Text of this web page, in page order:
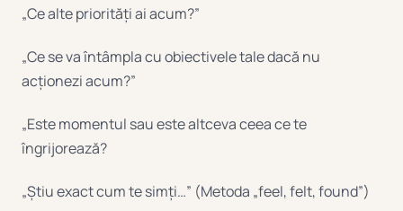
„Ce alte priorități ai acum?”
„Ce se va întâmpla cu obiectivele tale dacă nu
acționezi acum?”
„Este momentul sau este altceva ceea ce te
îngrijorează?
„Știu exact cum te simți…” (Metoda „feel, felt, found”)